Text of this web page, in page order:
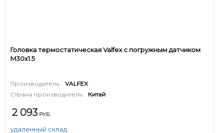
Головка термостатическая Valfex с погружным датчиком
M30х1.5
Производитель:
VALFEX
Страна производитель:
Китай
2 093 РУБ.
удаленный склад.